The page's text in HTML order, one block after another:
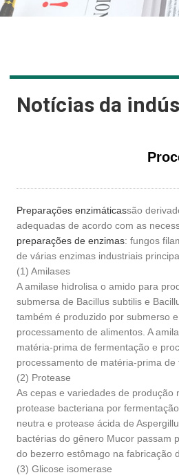
Notícias da
Preparações enzimáticassão
adequadas de acordo com as
preparações de enzimas: fungos
de várias enzimas industriais
(1) Amilases
A amilase hidrolisa o amido para
submersa de Bacillus subtilis e
também é produzido por submerso
processamento de alimentos. A
matéria-prima de fermentação e
processamento de matéria-prima de
(2) Protease
As cepas e variedades de produção
protease bacteriana por
neutra e protease ácida de
bactérias do gênero Mucor passam
do bezerro estômago na fabricação
(3) Glicose isomerase